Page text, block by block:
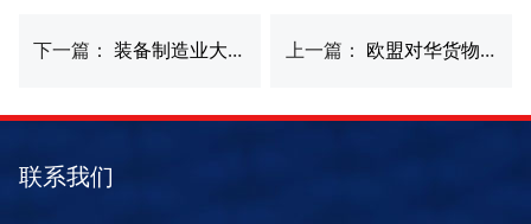
上一篇： 欧盟对华货物扫描系统进行反倾销调查
下一篇：装备制造业大调整 工作母机摆脱创新之困
联系我们